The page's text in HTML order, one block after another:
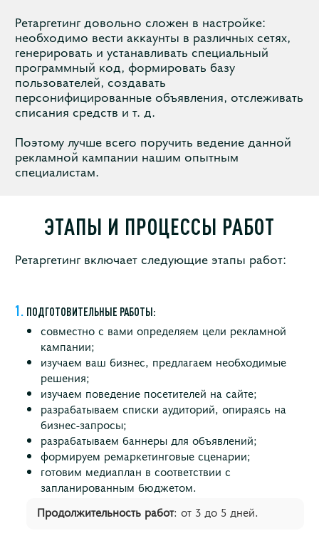
Ретаргетинг довольно сложен в настройке:
необходимо вести аккаунты в различных сетях,
генерировать и устанавливать специальный
программный код, формировать базу
пользователей, создавать
персонифицированные объявления, отслеживать
списания средств и т. д.
Поэтому лучше всего поручить ведение данной
рекламной кампании нашим опытным
специалистам.
ЭТАПЫ И ПРОЦЕССЫ РАБОТ
Ретаргетинг включает следующие этапы работ:
ПОДГОТОВИТЕЛЬНЫЕ РАБОТЫ:
совместно с вами определяем цели рекламной
кампании;
изучаем ваш бизнес, предлагаем необходимые
решения;
изучаем поведение посетителей на сайте;
разрабатываем списки аудиторий, опираясь на
бизнес-запросы;
разрабатываем баннеры для объявлений;
формируем ремаркетинговые сценарии;
готовим медиаплан в соответствии с
запланированным бюджетом.
Продолжительность работ: от 3 до 5 дней.